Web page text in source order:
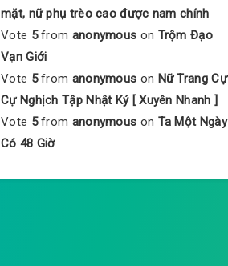
mặt, nữ phụ trèo cao được nam chính
Vote 5 from anonymous on Trộm Đạo
Vạn Giới
Vote 5 from anonymous on Nữ Trang Cự
Cự Nghịch Tập Nhật Ký [ Xuyên Nhanh ]
Vote 5 from anonymous on Ta Một Ngày
Có 48 Giờ